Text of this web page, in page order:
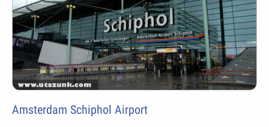
Amsterdam Schiphol Airport